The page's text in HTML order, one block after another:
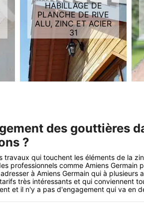
HABILLAGE DE
PLANCHE DE RIVE
ALU, ZINC ET ACIER
31
des gouttières
?
qui touchent les éléments de la
professionnels comme Amiens Germain
à Amiens Germain qui à plusieurs
très intéressants et qui conviennent
et il n'y a pas d'engagement qui va en